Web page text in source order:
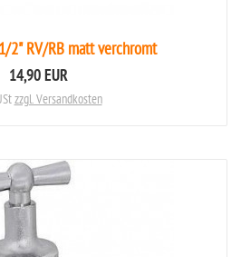
2" RV/RB matt verchromt
14,90 EUR
zzgl. Versandkosten